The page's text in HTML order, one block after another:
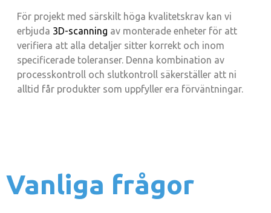
För projekt med särskilt höga kvalitetskrav kan vi
erbjuda 3D-scanning av monterade enheter för att
verifiera att alla detaljer sitter korrekt och inom
specificerade toleranser. Denna kombination av
processkontroll och slutkontroll säkerställer att ni
alltid får produkter som uppfyller era förväntningar.
Vanliga frågor